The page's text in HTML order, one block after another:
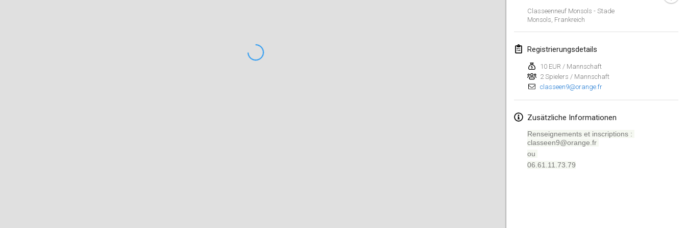
Classeenneuf Monsols - Stade
Monsols Frankreich
Registrierungsdetails
10 EUR / Mannschaft
2 Spielers / Mannschaft
classeen9@orange.fr
Zusätzliche Informationen
Renseignements et inscriptions :
classeen9@orange.fr
ou
06.61.11.73.79
Lumi Mölkky
Tournoi de la St Valentin
10. Feb. 2018|Frankreich
Faschings-Mölkky
11. Feb. 2018|Deutschland
24. Feb. 2018|Tschechische
Republik